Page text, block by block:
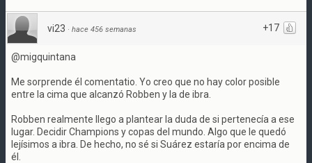
+17
vi23 · hace 456 semanas
@migquintana
Me sorprende él comentatio. Yo creo que no hay color posible
entre la cima que alcanzó Robben y la de ibra.
Robben realmente llego a plantear la duda de si pertenecía a ese
lugar. Decidir Champions y copas del mundo. Algo que le quedó
lejísimos a ibra. De hecho, no sé si Suárez estaría por encima de
él.